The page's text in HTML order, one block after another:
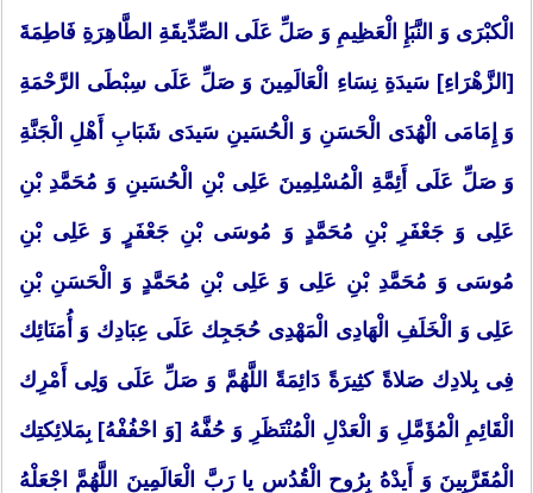
الْكبْرَی وَ النَّبَإِ الْعَظِیمِ وَ صَلِّ عَلَی الصِّدِّیقَةِ الطَّاهِرَةِ فَاطِمَةَ
[الزَّهْرَاءِ] سَیدَةِ نِسَاءِ الْعَالَمِینَ وَ صَلِّ عَلَی سِبْطَی الرَّحْمَةِ
وَ إِمَامَی الْهُدَی الْحَسَنِ وَ الْحُسَینِ سَیدَی شَبَابِ أَهْلِ الْجَنَّةِ
وَ صَلِّ عَلَی أَئِمَّةِ الْمُسْلِمِینَ عَلِی بْنِ الْحُسَینِ وَ مُحَمَّدِ بْنِ
عَلِی وَ جَعْفَرِ بْنِ مُحَمَّدٍ وَ مُوسَی بْنِ جَعْفَرٍ وَ عَلِی بْنِ
مُوسَی وَ مُحَمَّدِ بْنِ عَلِی وَ عَلِی بْنِ مُحَمَّدٍ وَ الْحَسَنِ بْنِ
عَلِی وَ الْخَلَفِ الْهَادِی الْمَهْدِی حُجَجِك عَلَی عِبَادِك وَ أُمَنَائِك
فِی بِلادِك صَلاةً كثِیرَةً دَائِمَةً اللَّهُمَّ وَ صَلِّ عَلَی وَلِی أَمْرِك
الْقَائِمِ الْمُؤَمَّلِ وَ الْعَدْلِ الْمُنْتَظَرِ وَ حُفَّهُ [وَ احْفُفْهُ] بِمَلائِكتِك
الْمُقَرَّبِینَ وَ أَیدْهُ بِرُوحِ الْقُدُسِ یا رَبَّ الْعَالَمِینَ اللَّهُمَّ اجْعَلْهُ